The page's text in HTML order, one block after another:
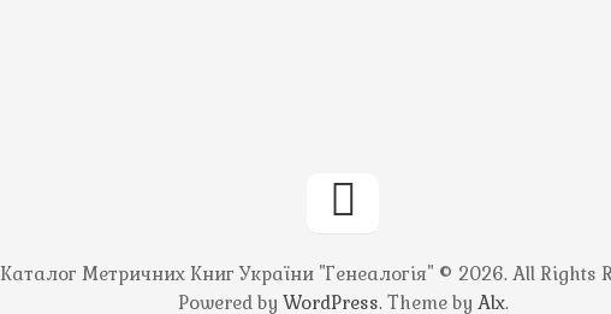
Каталог Метричних Книг України "Генеалогія" © 2026. All Rights
Powered by WordPress. Theme by Alx.